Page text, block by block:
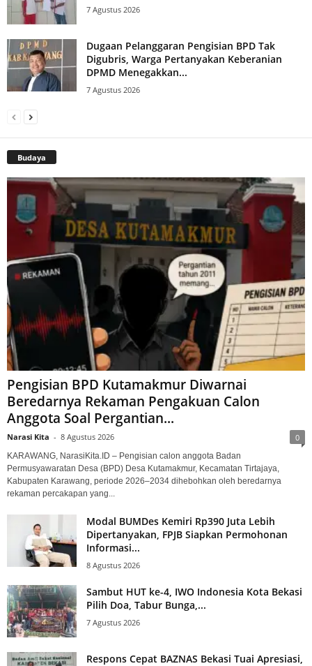
7 Agustus 2026
Dugaan Pelanggaran Pengisian BPD Tak
Digubris, Warga Pertanyakan Keberanian
DPMD Menegakkan...
7 Agustus 2026
Budaya
Pengisian BPD Kutamakmur Diwarnai
Beredarnya Rekaman Pengakuan Calon
Anggota Soal Pergantian...
Narasi Kita - 8 Agustus 2026 0
KARAWANG, NarasiKita.ID – Pengisian calon anggota Badan
Permusyawaratan Desa (BPD) Desa Kutamakmur, Kecamatan Tirtajaya,
Kabupaten Karawang, periode 2026–2034 dihebohkan oleh beredarnya
rekaman percakapan yang...
Modal BUMDes Kemiri Rp390 Juta Lebih
Dipertanyakan, FPJB Siapkan Permohonan
Informasi...
8 Agustus 2026
Sambut HUT ke-4, IWO Indonesia Kota Bekasi
Pilih Doa, Tabur Bunga,...
7 Agustus 2026
Respons Cepat BAZNAS Bekasi Tuai Apresiasi,